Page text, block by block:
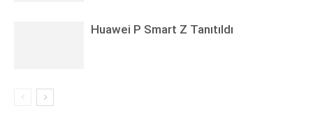
Huawei P Smart Z Tanıtıldı